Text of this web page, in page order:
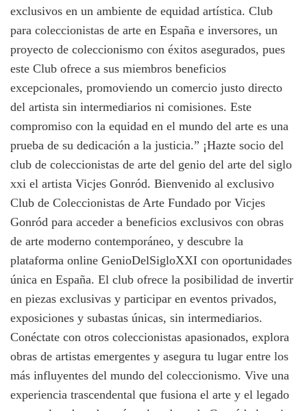
exclusivos en un ambiente de equidad artística. Club
para coleccionistas de arte en España e inversores, un
proyecto de coleccionismo con éxitos asegurados, pues
este Club ofrece a sus miembros beneficios
excepcionales, promoviendo un comercio justo directo
del artista sin intermediarios ni comisiones. Este
compromiso con la equidad en el mundo del arte es una
prueba de su dedicación a la justicia.” ¡Hazte socio del
club de coleccionistas de arte del genio del arte del siglo
xxi el artista Vicjes Gonród. Bienvenido al exclusivo
Club de Coleccionistas de Arte Fundado por Vicjes
Gonród para acceder a beneficios exclusivos con obras
de arte moderno contemporáneo, y descubre la
plataforma online GenioDelSigloXXI con oportunidades
única en España. El club ofrece la posibilidad de invertir
en piezas exclusivas y participar en eventos privados,
exposiciones y subastas únicas, sin intermediarios.
Conéctate con otros coleccionistas apasionados, explora
obras de artistas emergentes y asegura tu lugar entre los
más influyentes del mundo del coleccionismo. Vive una
experiencia trascendental que fusiona el arte y el legado